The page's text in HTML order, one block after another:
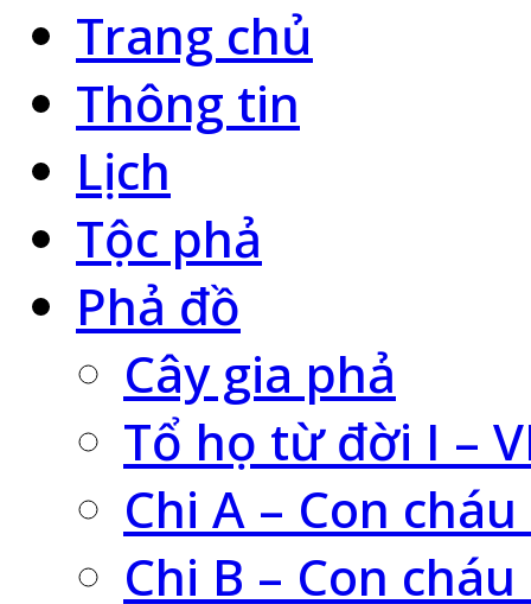
Trang chủ
Thông tin
Lịch
Tộc phả
Phả đồ
Cây gia phả
Tổ họ từ đời I –
Chi A – Con
Chi B – Con